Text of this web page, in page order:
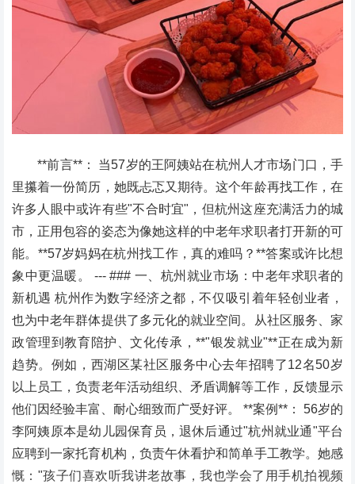
**前言**： 当57岁的王阿姨站在杭州人才市场门口，手
里攥着一份简历，她既忐忑又期待。这个年龄再找工作，在
许多人眼中或许有些"不合时宜"，但杭州这座充满活力的城
市，正用包容的姿态为像她这样的中老年求职者打开新的可
能。**57岁妈妈在杭州找工作，真的难吗？**答案或许比想
象中更温暖。 --- ### 一、杭州就业市场：中老年求职者的
新机遇 杭州作为数字经济之都，不仅吸引着年轻创业者，
也为中老年群体提供了多元化的就业空间。从社区服务、家
政管理到教育陪护、文化传承，**"银发就业"**正在成为新
趋势。例如，西湖区某社区服务中心去年招聘了12名50岁
以上员工，负责老年活动组织、矛盾调解等工作，反馈显示
他们因经验丰富、耐心细致而广受好评。 **案例**： 56岁的
李阿姨原本是幼儿园保育员，退休后通过"杭州就业通"平台
应聘到一家托育机构，负责午休看护和简单手工教学。她感
慨："孩子们喜欢听我讲老故事，我也学会了用手机拍视频